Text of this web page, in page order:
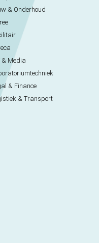
& Onderhoud
& Media
& Finance
& Transport